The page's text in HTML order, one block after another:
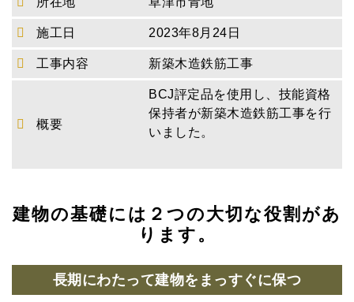
施工日 2023年8月24日
工事内容 新築木造鉄筋工事
概要
BCJ評定品を使用し、技能資格
保持者が新築木造鉄筋工事を行
いました。
建物の基礎には２つの大切な役割があ
ります。
長期にわたって建物をまっすぐに保つ